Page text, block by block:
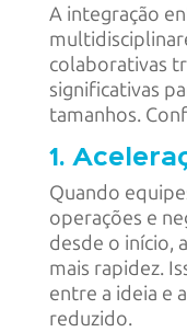
A integração
colaborativas
significativas
tamanhos.
1.
Quando
operações e
desde o início,
mais rapidez.
entre a ideia e
reduzido.